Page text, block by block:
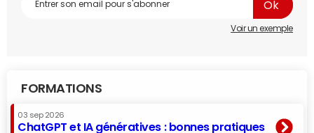
Voir un exemple
FORMATIONS
03 sep 2026
ChatGPT et IA génératives : bonnes pratiques